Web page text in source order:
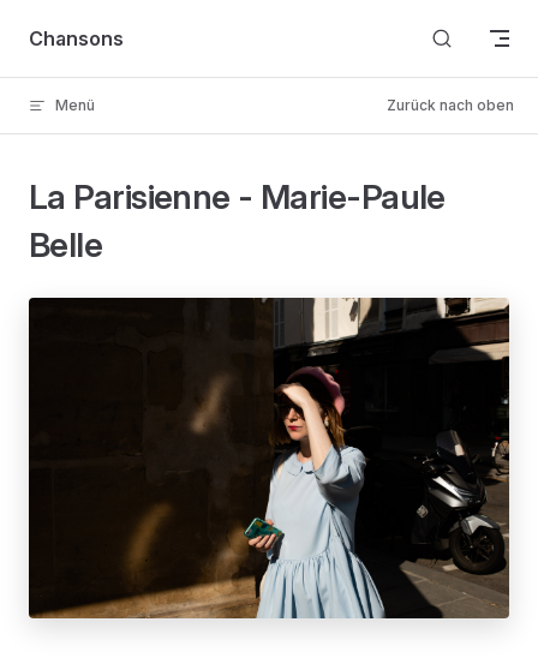
Skip to content
Chansons
Menü Zurück nach oben
La Parisienne - Marie-Paule
Belle